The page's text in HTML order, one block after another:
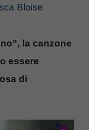
Bloise
la canzone
essere
di